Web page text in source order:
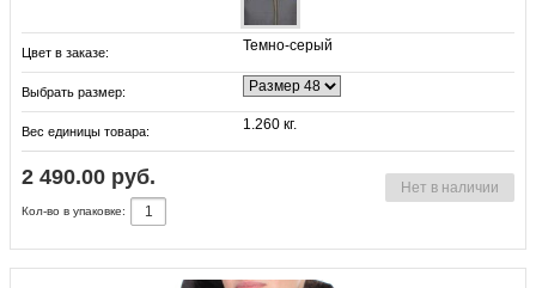
Цвет в заказе: Темно-серый
Выбрать размер:
Вес единицы товара: 1.260 кг.
2 490.00 руб. Нет в наличии
Кол-во в упаковке: